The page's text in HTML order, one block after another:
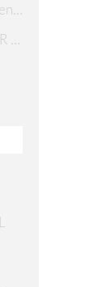
10 Tips para bajar el estrés en Navidad
ENSEÑA A TUS HIJOS A SER AGRADECIDOS